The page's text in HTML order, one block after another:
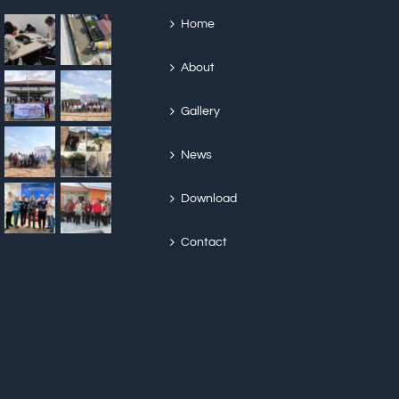
Home
About
Gallery
News
Download
Contact